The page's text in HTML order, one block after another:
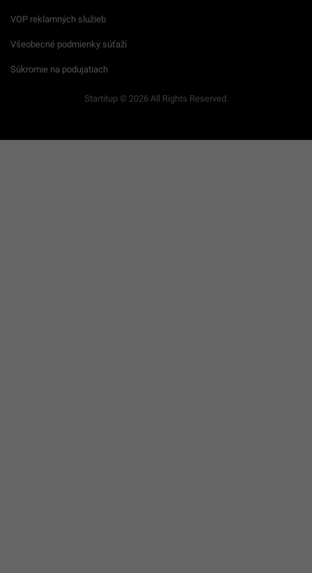
VOP reklamných služieb
Všeobecné podmienky súťaží
Súkromie na podujatiach
Startitup © 2026 All Rights Reserved.